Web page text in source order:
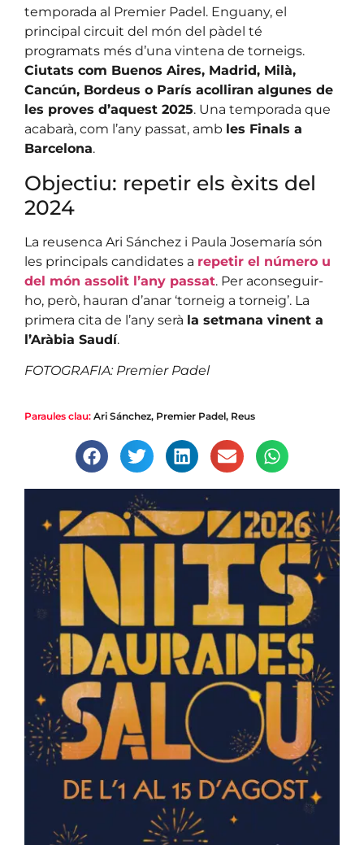
temporada al Premier Padel. Enguany, el
principal circuit del món del pàdel té
programats més d’una vintena de torneigs.
Ciutats com Buenos Aires, Madrid, Milà,
Cancún, Bordeus o París acolliran algunes de
les proves d’aquest 2025. Una temporada que
acabarà, com l’any passat, amb les Finals a
Barcelona.
Objectiu: repetir els èxits del
2024
La reusenca Ari Sánchez i Paula Josemaría són
les principals candidates a repetir el número u
del món assolit l’any passat. Per aconseguir-
ho, però, hauran d’anar ‘torneig a torneig’. La
primera cita de l’any serà la setmana vinent a
l’Aràbia Saudí.
FOTOGRAFIA: Premier Padel
Paraules clau: Ari Sánchez, Premier Padel, Reus